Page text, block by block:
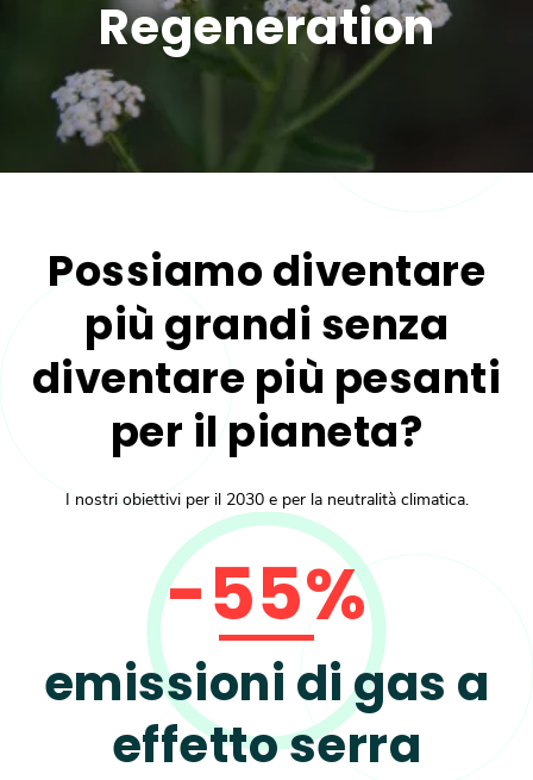
Regeneration
Possiamo diventare
più grandi senza
diventare più pesanti
per il pianeta?
I nostri obiettivi per il 2030 e per la neutralità climatica.
-55%
emissioni di gas a
effetto serra